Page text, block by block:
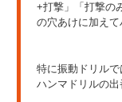
+打撃」「打撃の
の穴あけに加えて
特に振動ドリルで
ハンマドリルの出